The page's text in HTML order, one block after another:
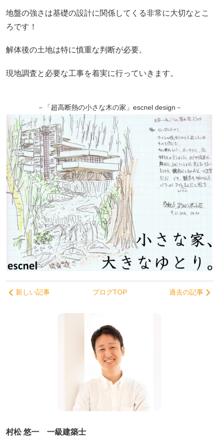
地盤の強さは基礎の設計に関係してくる非常に大切なとこ
ろです！
解体後の土地は特に慎重な判断が必要。
現地調査と必要な工事を着実に行っていきます。
－「超高断熱の小さな木の家」escnel design－
新しい記事 ブログTOP 過去の記事
村松 悠一 一級建築士